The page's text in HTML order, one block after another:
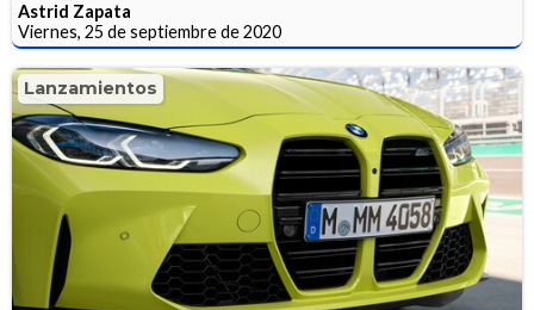
Astrid Zapata
Viernes, 25 de septiembre de 2020
Lanzamientos